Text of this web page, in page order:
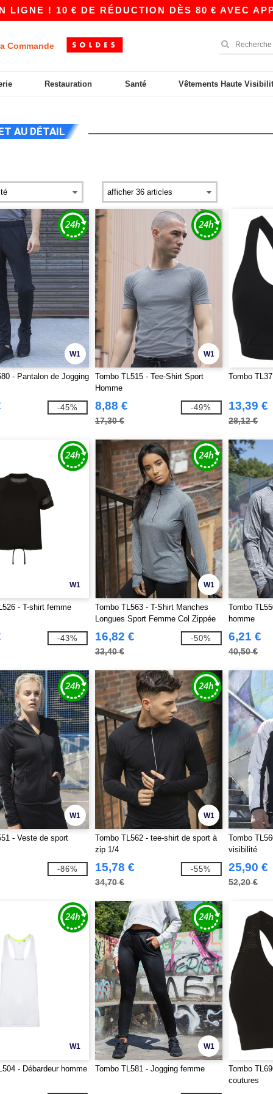
10 € DE RÉDUCTION DÈS 80 € AVEC APP10 –
Commande
Restauration Santé Vêtements Haute
AU DÉTAIL
W1
- Pantalon de Jogging
-45%
W1
Tombo TL515 - Tee-Shirt Sport
Homme
8,88 €
17,30 €
-49%
Tombo
13,39 €
28,12 €
W1
- T-shirt femme
-43%
W1
Tombo TL563 - T-Shirt Manches
Longues Sport Femme Col Zippée
16,82 €
33,40 €
-50%
Tombo
homme
6,21 €
40,50 €
W1
- Veste de sport
-86%
W1
Tombo TL562 - tee-shirt de sport à
zip 1/4
15,78 €
34,70 €
-55%
Tombo
visibilité
25,90 €
52,20 €
W1
- Débardeur homme
W1
Tombo TL581 - Jogging femme
Tombo
coutures